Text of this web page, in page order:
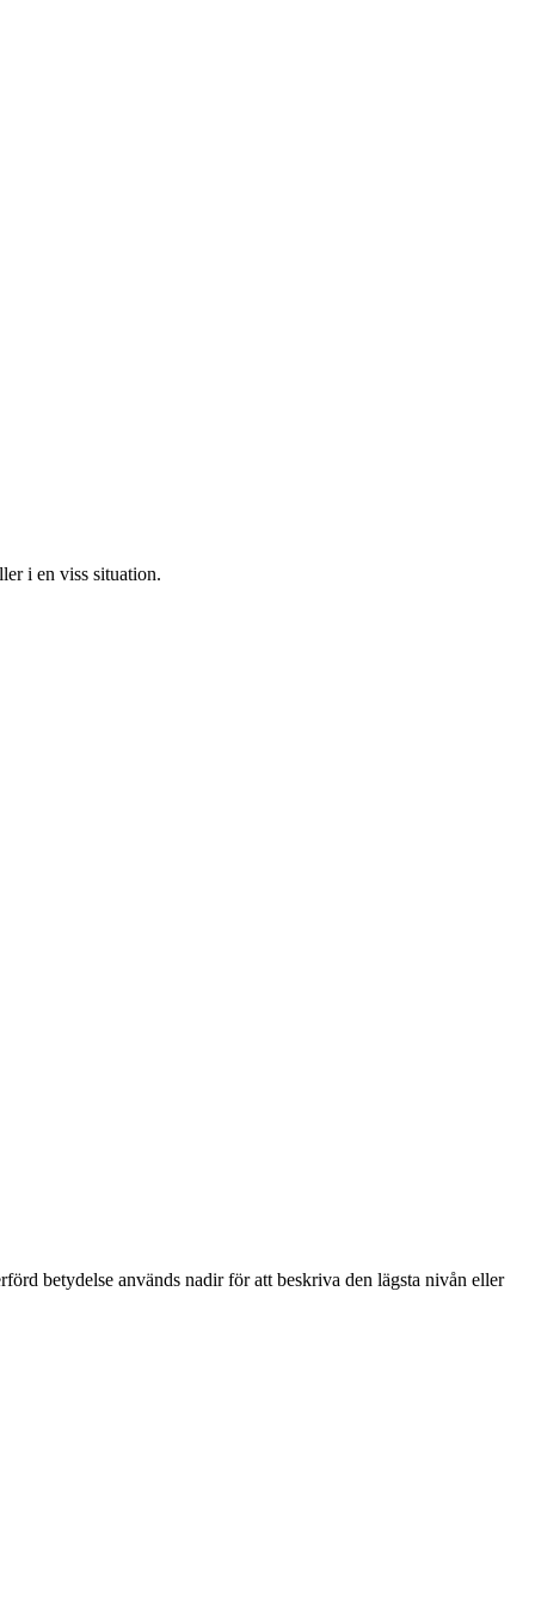
i en viss situation.
betydelse används nadir för att beskriva den lägsta nivån eller